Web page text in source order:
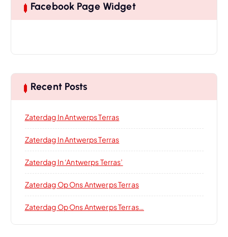
Facebook Page Widget
Recent Posts
Zaterdag In Antwerps Terras
Zaterdag In Antwerps Terras
Zaterdag In ‘Antwerps Terras’
Zaterdag Op Ons Antwerps Terras
Zaterdag Op Ons Antwerps Terras…